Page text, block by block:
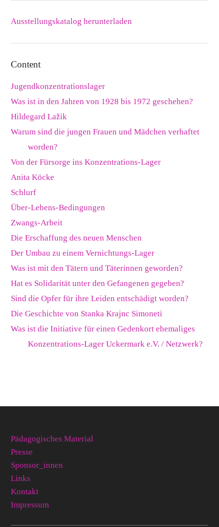
Downloads
Ausstellungskatalog herunterladen
Content
Jugendkonzentrationslager
Was ist in den Jahren von 1928 bis 1972 geschehen?
Hildegard Lažik
Warum sind die jungen Frauen und Mädchen verhaftet
worden?
Von der Fürsorge ins Konzentrations-Lager
Anita Köcke
Schlurf
Über-Lebens-Bedingungen
Zwangs-Arbeit
Die Erschaffung des neuen Menschen
Der Umbau zu einem Vernichtungs-Lager
Was ist mit den Tätern und Täterinnen geworden?
Hat es Solidarität unter den Gefangenen gegeben?
Sind die Opfer für ihre Leiden entschädigt worden?
Die Geschichte von Stanka Krajnc Simoneti
Was ist die Initiative für einen Gedenkort ehemaliges
Konzentrations-Lager Uckermark e.V. / Netzwerk?
Pädagogisches Material
Presse
Sponsor_innen
Links
Kontakt
Impressum